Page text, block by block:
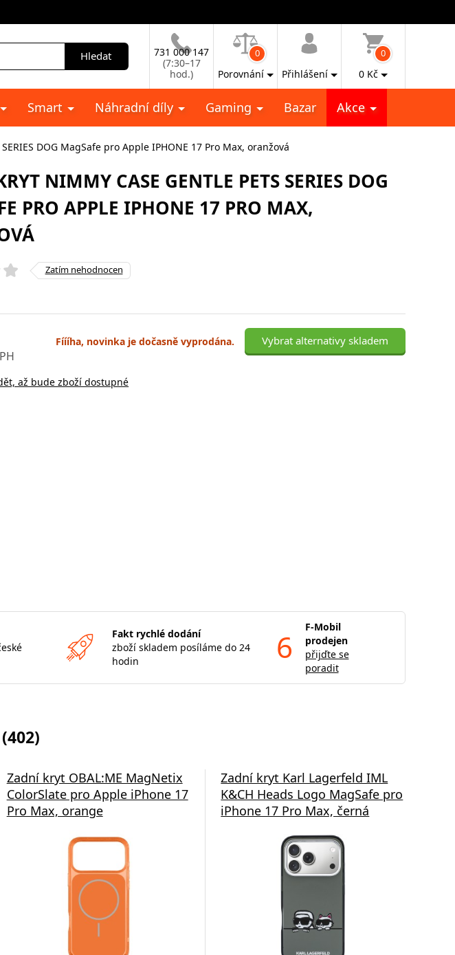
Hledat
731 000 147
(7:30–17
hod.)
0
Porovnání Přihlášení
0
0 Kč
Smart Náhradní díly Gaming Bazar Akce
DOG MagSafe pro Apple IPHONE 17 Pro Max, oranžová
NIMMY CASE GENTLE PETS SERIES DOG
PRO APPLE IPHONE 17 PRO MAX,
Zatím nehodnocen
Fíííha, novinka je dočasně vyprodána. Vybrat alternativy skladem
až bude zboží dostupné
Fakt rychlé dodání
zboží skladem posíláme do 24
hodin
6
F-Mobil
prodejen
přijďte se
poradit
Zadní kryt OBAL:ME MagNetix
ColorSlate pro Apple iPhone 17
Pro Max, orange
Zadní kryt Karl Lagerfeld IML
K&CH Heads Logo MagSafe pro
iPhone 17 Pro Max, černá